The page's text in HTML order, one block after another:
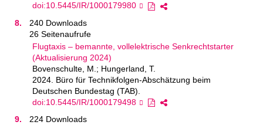
doi:10.5445/IR/1000179980
240 Downloads
26 Seitenaufrufe
Flugtaxis – bemannte, vollelektrische Senkrechtstarter
(Aktualisierung 2024)
Bovenschulte, M.; Hungerland, T.
2024. Büro für Technikfolgen-Abschätzung beim
Deutschen Bundestag (TAB).
doi:10.5445/IR/1000179498
224 Downloads